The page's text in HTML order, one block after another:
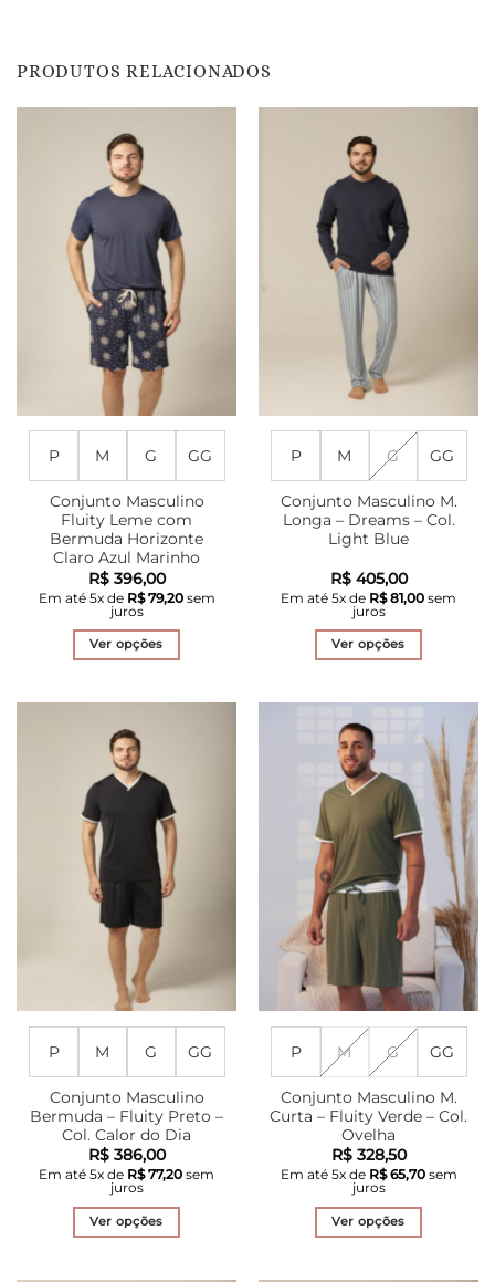
PRODUTOS RELACIONADOS
P M G GG
Conjunto Masculino
Fluity Leme com
Bermuda Horizonte
Claro Azul Marinho
R$396,00
Em até 5x de R$79,20sem
juros
Ver opções
várias
variantes.
As
opções
podem
escolhidas
página
do
produto
P M G GG
Conjunto Masculino M.
Longa – Dreams – Col.
Light Blue
R$405,00
Em até 5x de R$81,00 sem
juros
Ver opções
várias
variantes.
As
opções
podem
escolhidas
página
produto
P M G GG
Conjunto Masculino
Bermuda – Fluity Preto –
Col. Calor do Dia
R$386,00
Em até 5x de R$77,20 sem
juros
Ver opções
P M G GG
Conjunto Masculino M.
Curta – Fluity Verde – Col.
Ovelha
R$328,50
Em até 5x de R$65,70sem
juros
Ver opções